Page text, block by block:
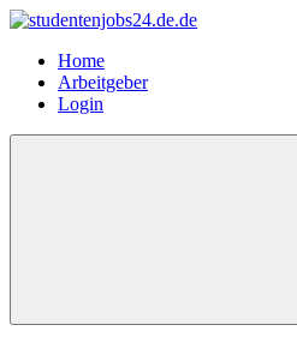
Home
Arbeitgeber
Login